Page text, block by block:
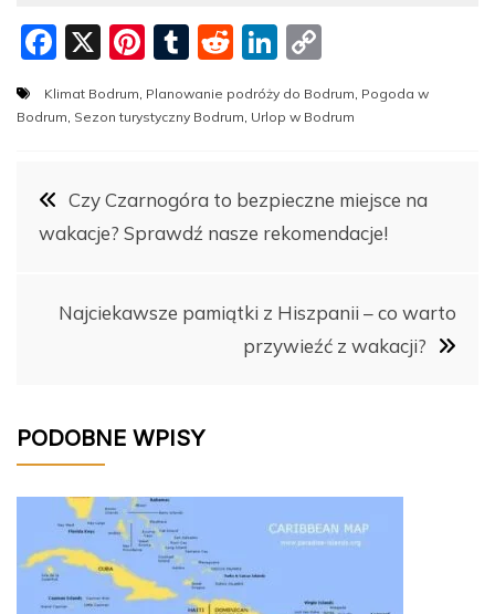
F
a
c
b
o
o
X
Pi
nt
er
T
m
R
e
d
t
Li
n
k
dI
n
o
p
n
k
Klimat Bodrum, Planowanie podróży do Bodrum, Pogoda w
Bodrum, Sezon turystyczny Bodrum, Urlop w Bodrum
Nawigacja
Czy Czarnogóra to bezpieczne miejsce na
wakacje? Sprawdź nasze rekomendacje!
Najciekawsze pamiątki z Hiszpanii – co warto
przywieźć z wakacji?
PODOBNE WPISY